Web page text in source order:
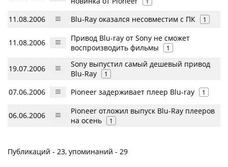
11.08.2006 Blu-Ray оказался несовместим с ПК 1
11.08.2006
Привод Blu-ray от Sony не сможет
воспроизводить фильмы
1
19.07.2006
Sony выпустил самый дешевый привод
Blu-Ray
1
07.06.2006 Pioneer задерживает плеер Blu-ray 1
06.06.2006
Pioneer отложил выпуск Blu-Ray плееров
на осень
1
Публикаций - 23, упоминаний - 29